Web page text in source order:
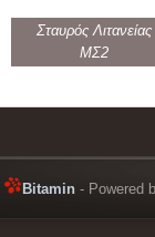
Σταυρός Λιτανείας
ΜΣ2
Bitamin - Powered